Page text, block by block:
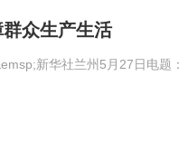
众生产生活
新华社兰州5月27日电题：